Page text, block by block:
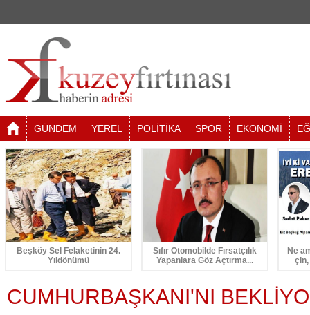
GÜNDEM YEREL POLİTİKA SPOR EKONOMİ
Beşköy Sel Felaketinin 24.
Yıldönümü
Sıfır Otomobilde Fırsatçılık
Yapanlara Göz Açtırma...
Ne
CUMHURBAŞKANI'NI